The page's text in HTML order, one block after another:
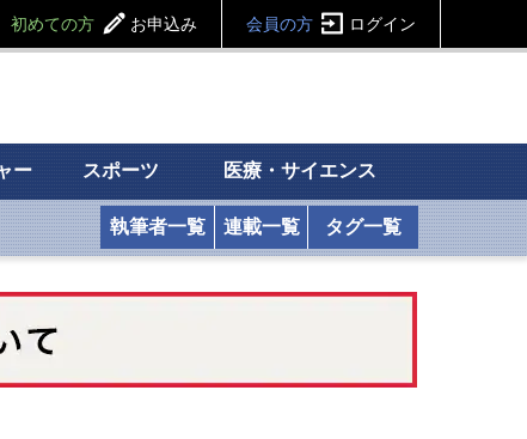
初めての方 お申込み 会員の方 ログイン
ー スポーツ 医療・サイエンス
執筆者一覧 連載一覧 タグ一覧